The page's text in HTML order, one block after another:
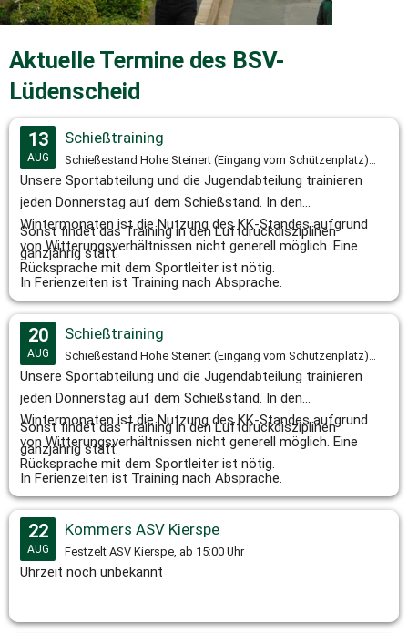
Aktuelle Termine des BSV-
Lüdenscheid
13
AUG
Schießtraining
Schießestand Hohe Steinert (Eingang vom Schützenplatz), ab 18:00 Uhr
Unsere Sportabteilung und die Jugendabteilung trainieren
jeden Donnerstag auf dem Schießstand. In den
Wintermonaten ist die Nutzung des KK-Standes aufgrund
von Witterungsverhältnissen nicht generell möglich. Eine
Rücksprache mit dem Sportleiter ist nötig.
Sonst findet das Training in den Luftdruckdisziplinen
ganzjährig statt.
In Ferienzeiten ist Training nach Absprache.
20
AUG
Schießtraining
Schießestand Hohe Steinert (Eingang vom Schützenplatz), ab 18:00 Uhr
Unsere Sportabteilung und die Jugendabteilung trainieren
jeden Donnerstag auf dem Schießstand. In den
Wintermonaten ist die Nutzung des KK-Standes aufgrund
von Witterungsverhältnissen nicht generell möglich. Eine
Rücksprache mit dem Sportleiter ist nötig.
Sonst findet das Training in den Luftdruckdisziplinen
ganzjährig statt.
In Ferienzeiten ist Training nach Absprache.
22
AUG
Kommers ASV Kierspe
Festzelt ASV Kierspe, ab 15:00 Uhr
Uhrzeit noch unbekannt